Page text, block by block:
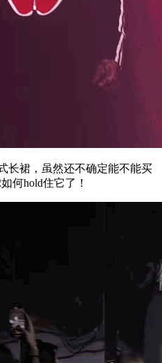
裙，虽然还不确定能不能买
何hold住它了！